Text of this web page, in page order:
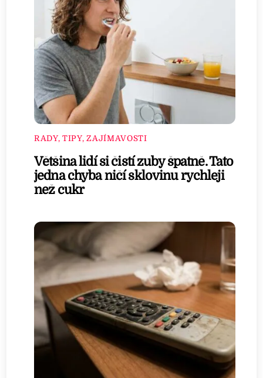
RADY, TIPY, ZAJÍMAVOSTI
Většina lidí si čistí zuby špatně. Tato
jedna chyba ničí sklovinu rychleji
než cukr